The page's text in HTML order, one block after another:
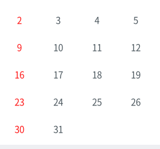
2 3 4 5
9 10 11 12
16 17 18 19
23 24 25 26
30 31